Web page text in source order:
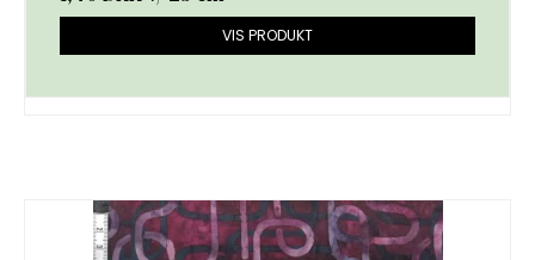
VIS PRODUKT